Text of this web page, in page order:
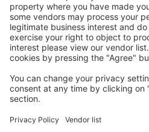
Uživateli eSky nejčastěji
Ubytování ve Spojených státech
města
Ubytování in Panama City Beach